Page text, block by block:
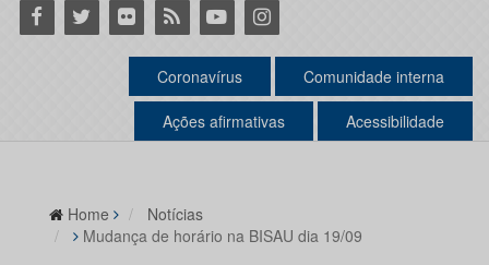
Facebook
Twitter Flickr RSS YoutubeInstagram
Coronavírus Comunidade interna
Ações afirmativas Acessibilidade
Home
Notícias
Mudança de horário na BISAU dia 19/09